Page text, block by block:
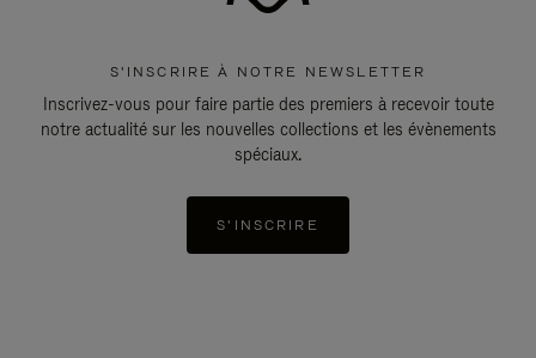
S'INSCRIRE À NOTRE NEWSLETTER
Inscrivez-vous pour faire partie des premiers à recevoir toute
notre actualité sur les nouvelles collections et les évènements
spéciaux.
S'INSCRIRE